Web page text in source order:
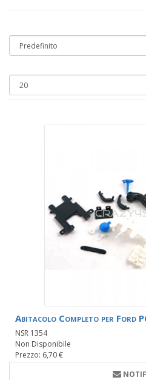
Abitacolo Completo per Ford
NSR 1354
Non Disponibile
Prezzo: 6,70 €